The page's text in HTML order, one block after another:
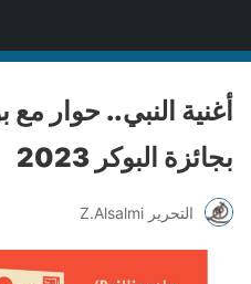
أغنية النبي.. حوار
بجائزة البوكر 2023
التحرير Z.Alsalmi